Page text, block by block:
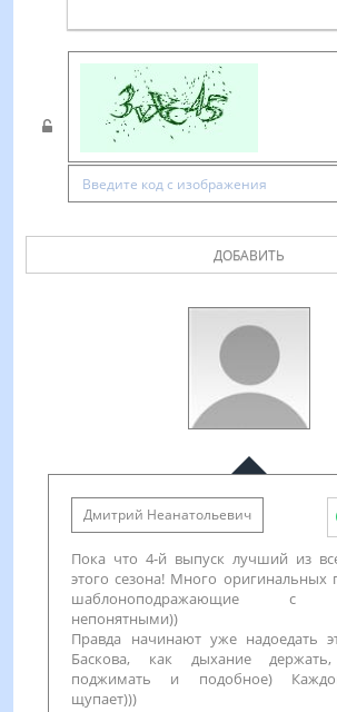
ДОБАВИТЬ
Дмитрий Неанатольевич
Пока что 4-й выпуск лучший из
этого сезона! Много оригинальных
шаблоноподражающие с
непонятными))
Правда начинают уже надоедать
Баскова, как дыхание
поджимать и подобное)
щупает)))